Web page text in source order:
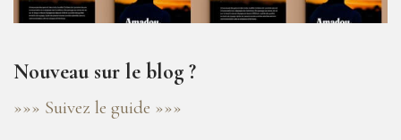
Nouveau sur le blog ?
»»» Suivez le guide »»»